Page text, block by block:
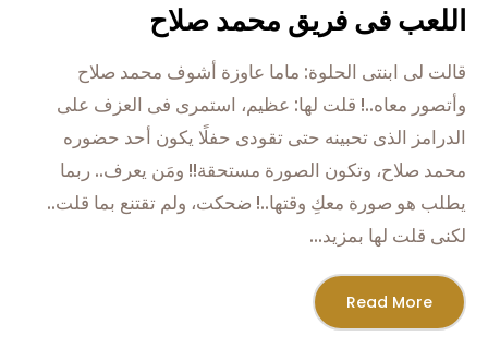
اللعب فى فريق محمد صلاح
قالت لى ابنتى الحلوة: ماما عاوزة أشوف محمد صلاح
وأتصور معاه..! قلت لها: عظيم، استمرى فى العزف على
الدرامز الذى تحبينه حتى تقودى حفلًا يكون أحد حضوره
محمد صلاح، وتكون الصورة مستحقة!! ومَن يعرف.. ربما
يطلب هو صورة معكِ وقتها..! ضحكت، ولم تقتنع بما قلت..
لكنى قلت لها بمزيد...
Read More